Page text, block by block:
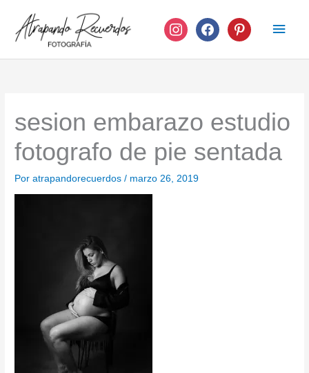
contenido
instagramfacebook pinterest
sesion embarazo estudio
fotografo de pie sentada
Poratrapandorecuerdos/ marzo 26, 2019